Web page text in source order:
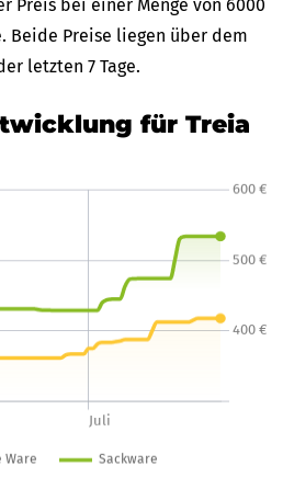
Preis bei einer Menge von 6000
Beide Preise liegen über dem
letzten 7 Tage.
für Treia